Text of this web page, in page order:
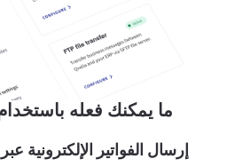
ما يمكنك فعله باستخدام Qvalia وLundify
إرسال الفواتير الإلكترونية عبر Peppol